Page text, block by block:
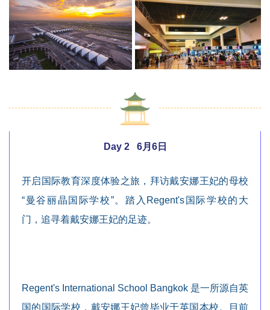
Day 2 6月6日
开启国际教育深度体验之旅，拜访戴安娜王妃的母校
“曼谷丽晶国际学校”。踏入Regent's国际学校的大
门，追寻着戴安娜王妃的足迹。
Regent's International School Bangkok 是一所源自英
国的国际学校，戴安娜王妃曾毕业于英国本校。目前